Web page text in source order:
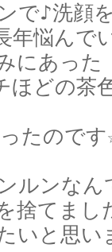
で♪洗顔
年悩んで
にあった
どの茶
たので
ルンな
捨てまし
いと思い